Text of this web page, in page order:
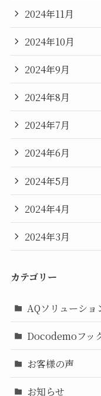
2024年11月
2024年10月
2024年9月
2024年8月
2024年7月
2024年6月
2024年5月
2024年4月
2024年3月
カテゴリー
AQソリューショ
Docodemoフッ
お客様の声
お知らせ